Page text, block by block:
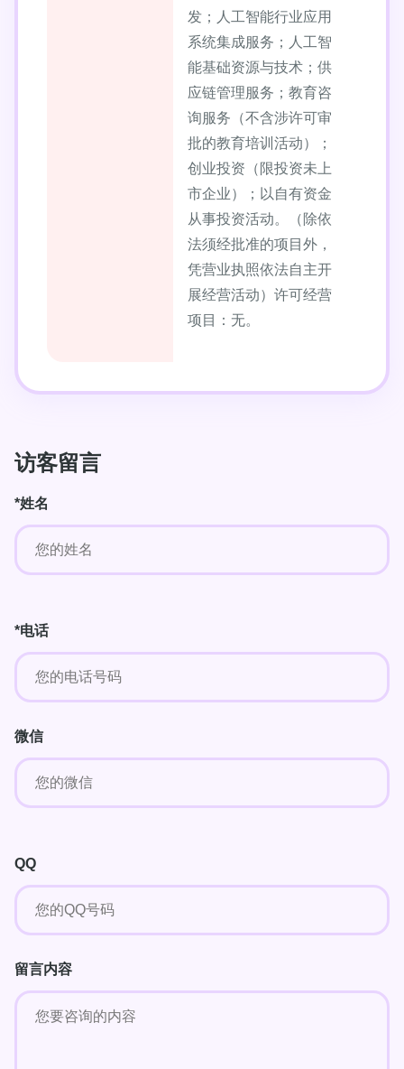
发；人工智能行业应用
系统集成服务；人工智
能基础资源与技术；供
应链管理服务；教育咨
询服务（不含涉许可审
批的教育培训活动）；
创业投资（限投资未上
市企业）；以自有资金
从事投资活动。（除依
法须经批准的项目外，
凭营业执照依法自主开
展经营活动）许可经营
项目：无。
访客留言
*姓名
*电话
微信
QQ
留言内容